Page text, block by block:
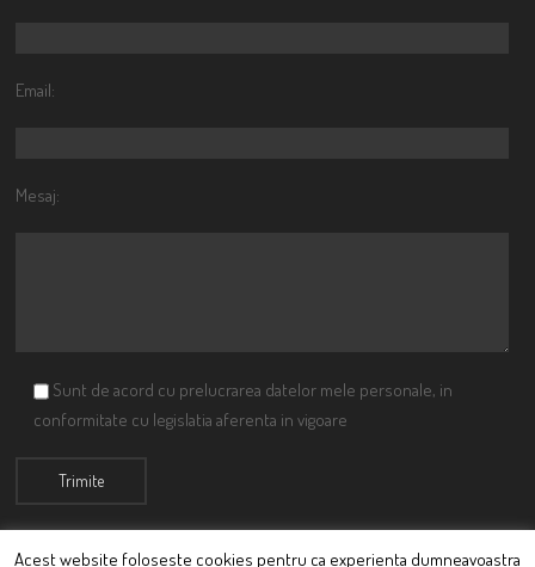
Email:
Mesaj:
Sunt de acord cu prelucrarea datelor mele personale, in
conformitate cu legislatia aferenta in vigoare
Acest website foloseste cookies pentru ca experienta dumneavoastra